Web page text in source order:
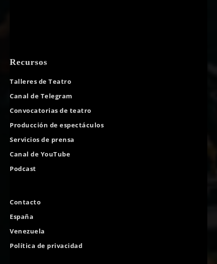
Recursos
Talleres de Teatro
Canal de Telegram
Convocatorias de teatro
Producción de espectáculos
Servicios de prensa
Canal de YouTube
Podcast
Contacto
España
Venezuela
Política de privacidad